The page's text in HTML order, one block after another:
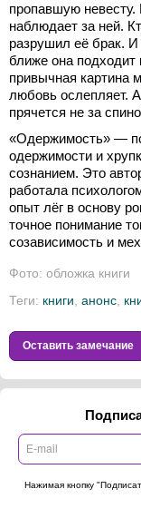
пропавшую невесту.
наблюдает за ней.
разрушил её брак. И
ближе она подходит
привычная картина
любовь ослепляет.
прячется не за
«Одержимость» —
одержимости и
сознанием. Это
работала
опыт лёг в основу
точное понимание
созависимость и
Фото: обложка книги
Теги: книги анонс
Оставить замечание
Нажимая кнопку